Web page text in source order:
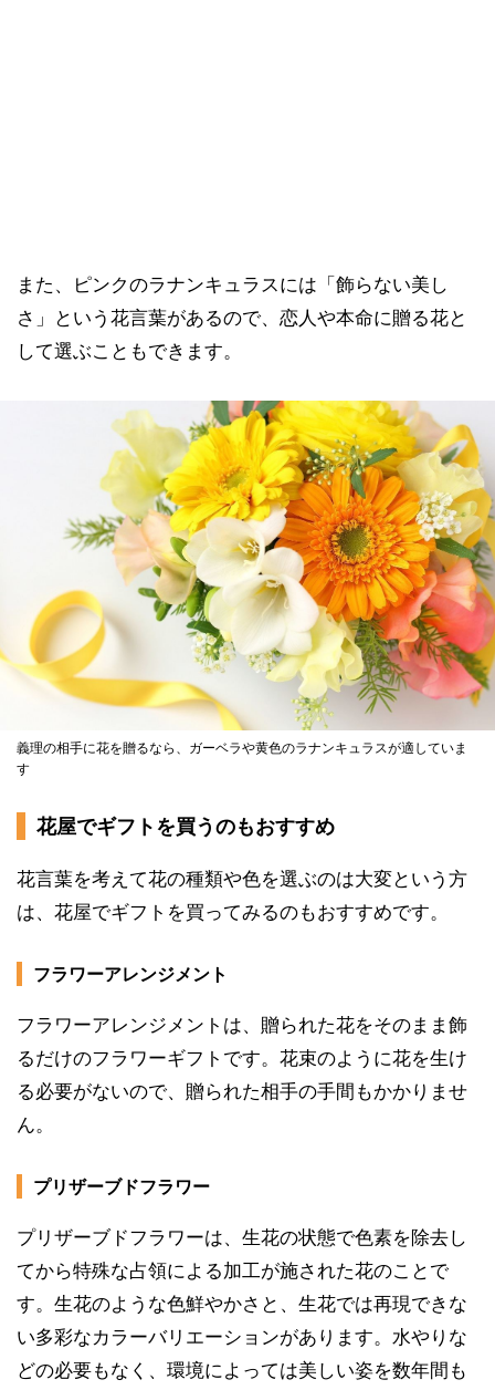
また、ピンクのラナンキュラスには「飾らない美し
さ」という花言葉があるので、恋人や本命に贈る花と
して選ぶこともできます。
義理の相手に花を贈るなら、ガーベラや黄色のラナンキュラスが適していま
す
花屋でギフトを買うのもおすすめ
花言葉を考えて花の種類や色を選ぶのは大変という方
は、花屋でギフトを買ってみるのもおすすめです。
フラワーアレンジメント
フラワーアレンジメントは、贈られた花をそのまま飾
るだけのフラワーギフトです。花束のように花を生け
る必要がないので、贈られた相手の手間もかかりませ
ん。
プリザーブドフラワー
プリザーブドフラワーは、生花の状態で色素を除去し
てから特殊な占領による加工が施された花のことで
す。生花のような色鮮やかさと、生花では再現できな
い多彩なカラーバリエーションがあります。水やりな
どの必要もなく、環境によっては美しい姿を数年間も